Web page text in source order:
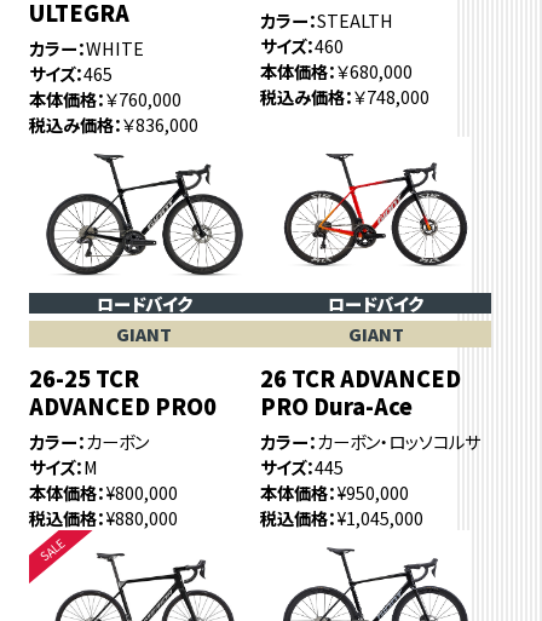
ULTEGRA
カラー WHITE
サイズ 465
本体価格 ￥760,000
税込み価格 ￥836,000
カラー STEALTH
サイズ 460
本体価格 ￥680,000
税込み価格 ￥748,000
ロードバイク
GIANT
26-25 TCR
ADVANCED PRO0
カラー カーボン
サイズ M
本体価格 ¥800,000
税込価格 ¥880,000
ロードバイク
GIANT
26 TCR ADVANCED
PRO Dura-Ace
カラー カーボン・ロッソコルサ
サイズ 445
本体価格 ¥950,000
税込価格 ¥1,045,000